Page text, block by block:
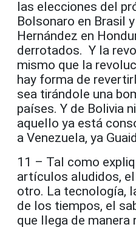
las elecciones del
Bolsonaro en Brasil
Hernández en
derrotados. Y la
mismo que la
hay forma de
sea tirándole una
países. Y de Bolivia
aquello ya está
a Venezuela, ya
11 – Tal como
artículos aludidos,
otro. La tecnología,
de los tiempos, el
que llega de manera